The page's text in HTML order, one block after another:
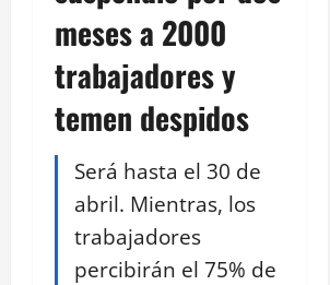
meses a 2000
trabajadores y
temen despidos
Será hasta el 30 de
abril. Mientras, los
trabajadores
percibirán el 75% de